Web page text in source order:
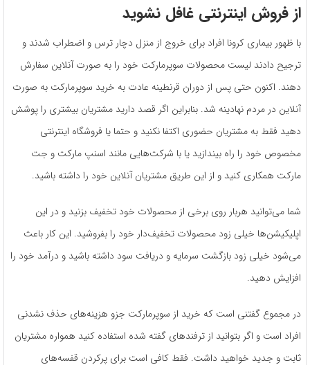
از فروش اینترنتی غافل نشوید
با ظهور بیماری کرونا افراد برای خروج از منزل دچار ترس و اضطراب شدند و
ترجیح دادند لیست محصولات سوپرمارکت خود را به صورت آنلاین سفارش
دهند. اکنون حتی پس از دوران قرنطینه عادت به خرید سوپرمارکت به­ صورت
آنلاین در مردم نهادینه شد. بنابراین اگر قصد دارید مشتریان بیشتری را پوشش
دهید فقط به مشتریان حضوری اکتفا نکنید و حتما یا فروشگاه اینترنتی
مخصوص خود را راه بیندازید یا با شرکت‌هایی مانند اسنپ مارکت و جت
مارکت همکاری کنید و از این طریق مشتریان آنلاین خود را داشته باشید.
شما می‌توانید هربار روی برخی از محصولات خود تخفیف بزنید و در این
اپلیکیشن‌ها خیلی زود محصولات تخفیف‌دار خود را بفروشید. این کار باعث
می‌شود خیلی زود بازگشت سرمایه و دریافت سود داشته باشید و درآمد خود را
افزایش دهید.
در مجموع گفتنی است که خرید از سوپرمارکت جزو هزینه‌های حذف نشدنی
افراد است و اگر بتوانید از ترفندهای گفته شده استفاده کنید همواره مشتریان
ثابت و جدید خواهید داشت. فقط کافی است برای پرکردن قفسه‌های